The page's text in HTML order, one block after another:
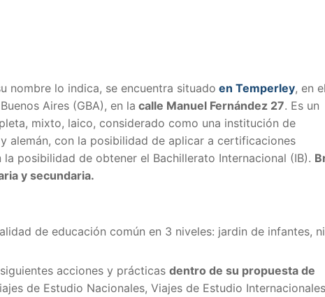
nombre lo indica, se encuentra situado en Temperley, en
Aires (GBA), en la calle Manuel Fernández 27. Es un
mixto, laico, considerado como una institución de
alemán, con la posibilidad de aplicar a certificaciones
posibilidad de obtener el Bachillerato Internacional (IB).
y secundaria.
de educación común en 3 niveles: jardin de infantes,
acciones y prácticas dentro de su propuesta de
de Estudio Nacionales, Viajes de Estudio